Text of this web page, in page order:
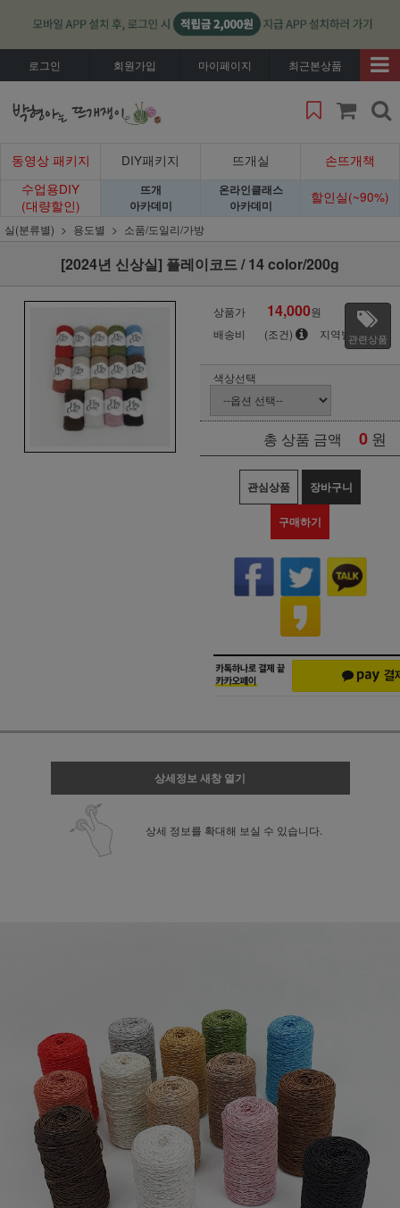
로그인 회원가입 마이페이지 최근본상품
동영상 패키지 DIY패키지 뜨개실
손뜨개책
수업용DIY
(대량할인)
뜨개
아카데미
온라인클래스
아카데미
할인실(~90%)
실(분류별) 용도별 소품/도일리/가방
[2024년 신상실] 플레이코드 / 14 color/200g
상품가 14,000원
배송비
(조건) 지역별관련상품
색상선택
총 상품 금액 0 원
관심상품 장바구니
구매하기
상세정보 새창 열기
상세 정보를 확대해 보실 수 있습니다.